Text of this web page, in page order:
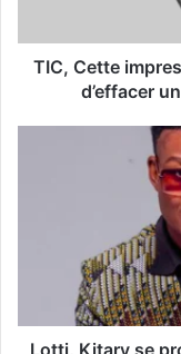
TIC, Cette
d’effacer
Lotti, Kitary se